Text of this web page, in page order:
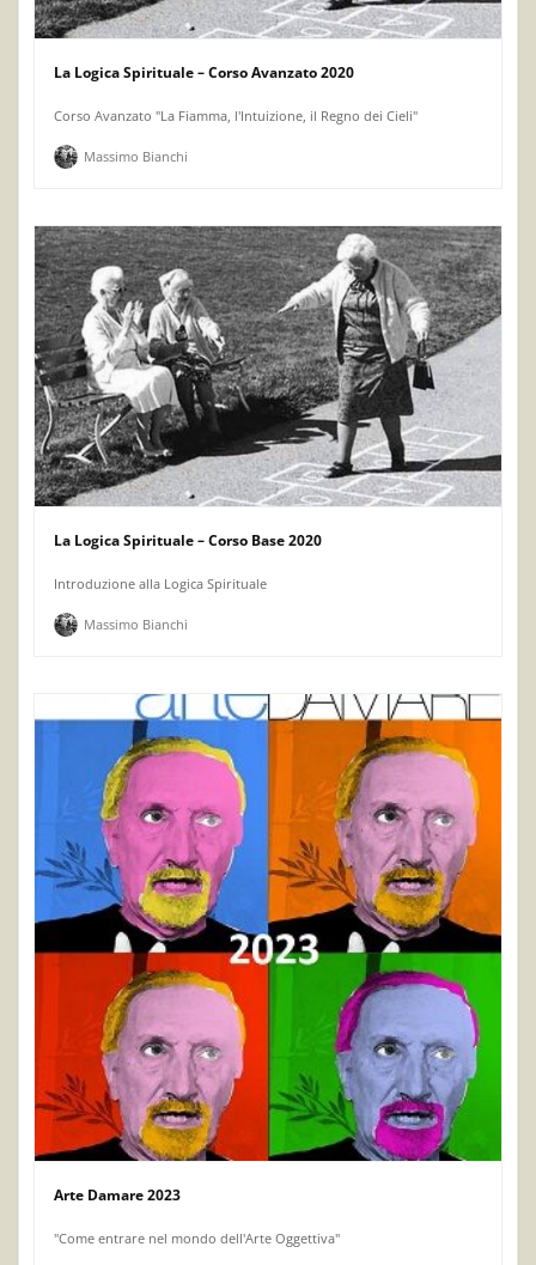
La Logica Spirituale – Corso Avanzato 2020
Corso Avanzato "La Fiamma, l'Intuizione, il Regno dei Cieli"
Massimo Bianchi
La Logica Spirituale – Corso Base 2020
Introduzione alla Logica Spirituale
Massimo Bianchi
Arte Damare 2023
"Come entrare nel mondo dell'Arte Oggettiva"